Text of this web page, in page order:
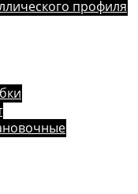
профиля